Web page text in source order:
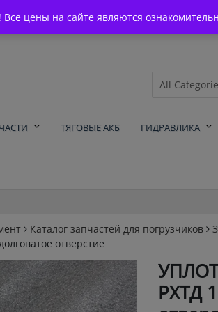
цены на сайте являются
вилочых
ТЯГОВЫЕ АКБ ГИДРАВЛИКА
Каталог запчастей для погрузчиков
отверстие
РХТД